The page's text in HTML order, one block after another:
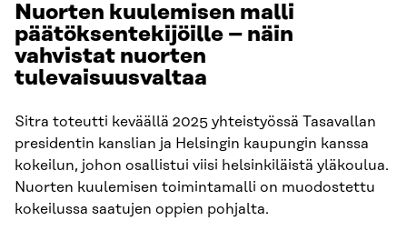
Nuorten kuulemisen malli
päätöksentekijöille – näin
vahvistat nuorten
tulevaisuusvaltaa
Sitra toteutti keväällä 2025 yhteistyössä Tasavallan
presidentin kanslian ja Helsingin kaupungin kanssa
kokeilun, johon osallistui viisi helsinkiläistä yläkoulua.
Nuorten kuulemisen toimintamalli on muodostettu
kokeilussa saatujen oppien pohjalta.